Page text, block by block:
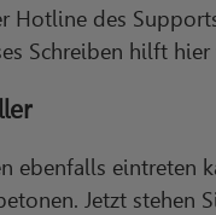
Hotline des
Schreiben hilft hier
ebenfalls eintreten
Jetzt stehen